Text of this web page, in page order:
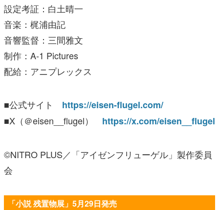
設定考証：白土晴一
音楽：梶浦由記
音響監督：三間雅文
制作：A-1 Pictures
配給：アニプレックス
■公式サイト https://eisen-flugel.com/
■X（＠eisen__flugel） https://x.com/eisen__flugel
©NITRO PLUS／「アイゼンフリューゲル」製作委員
会
「小説 残置物展」5月29日発売